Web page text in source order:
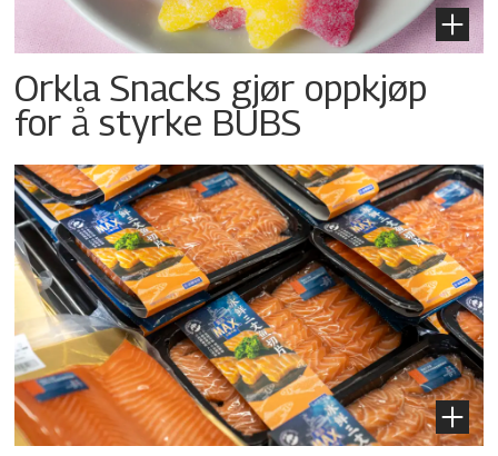
Orkla Snacks gjør oppkjøp
for å styrke BUBS